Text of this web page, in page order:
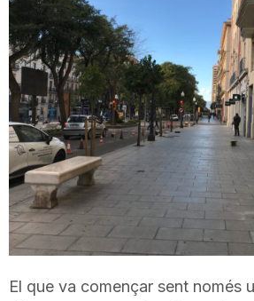
a
d
e
T
El que va començar sent només